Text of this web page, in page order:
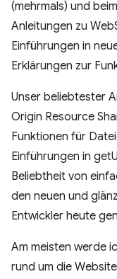
(mehrmals) und
Anleitungen zu
Einführungen in
Erklärungen zur
Unser beliebtester
Origin Resource
Funktionen für
Einführungen in
Beliebtheit von
den neuen und
Entwickler heute
Am meisten werde
rund um die